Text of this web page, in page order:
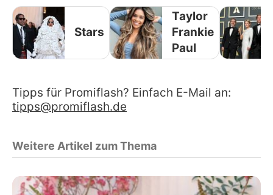
Stars
Taylor
Frankie
Paul
Tipps für Promiflash? Einfach E-Mail an:
tipps@promiflash.de
Weitere Artikel zum Thema